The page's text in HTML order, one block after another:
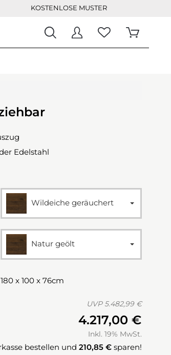
KOSTENLOSE MUSTER
Edelstahl
Wildeiche geräuchert
Natur geölt
180 x 100 x 76cm
UVP 5.482,99 €
4.217,00 €
Inkl. 19% MwSt.
bestellen und 210,85 € sparen!